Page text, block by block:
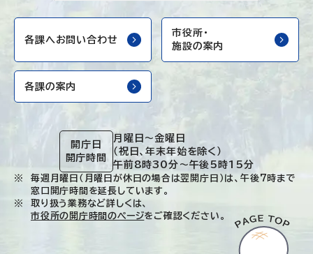
各課へお問い合わせ
市役所・
施設の案内
各課の案内
開庁日
開庁時間
月曜日～金曜日
（祝日、年末年始を除く）
午前8時30分～午後5時15分
毎週月曜日（月曜日が休日の場合は翌開庁日）は、午後7時まで
窓口開庁時間を延長しています。
取り扱う業務など詳しくは、
市役所の開庁時間のページをご確認ください。